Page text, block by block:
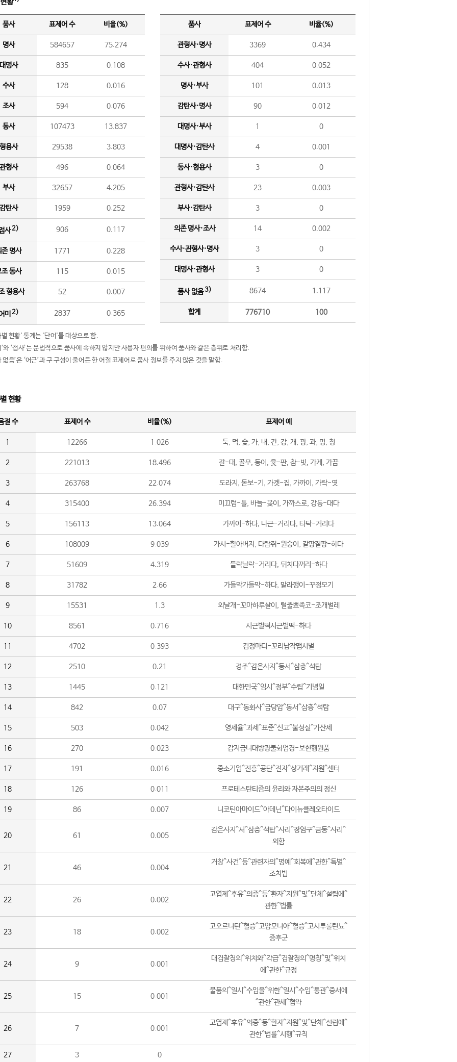
황
품사 표제어 수 비율(%)
명사 584657 75.274
명사 835 0.108
수사 128 0.016
조사 594 0.076
동사 107473 13.837
용사 29538 3.803
형사 496 0.064
부사 32657 4.205
탄사 1959 0.252
사2) 906 0.117
존 명사 1771 0.228
조 동사 115 0.015
형용사 52 0.007
미 2) 2837 0.365
품사 표제어 수 비율(%)
관형사·명사 3369 0.434
수사·관형사 404 0.052
명사·부사 101 0.013
감탄사·명사 90 0.012
대명사·부사 1 0
대명사·감탄사 4 0.001
동사·형용사 3 0
관형사·감탄사 23 0.003
부사·감탄사 3 0
의존 명사·조사 14 0.002
수사·관형사·명사 3 0
대명사·관형사 3 0
품사 없음3) 8674 1.117
합계 776710 100
현황' 통계는 '단어'를 대상으로 함.
와 ‘접사’는 문법적으로 품사에 속하지 않지만 사용자 편의를 위하여 품사와 같은 층위로 처리함.
없음’은 ‘어근’과 구 구성이 줄어든 한 어절 표제어로 품사 정보를 주지 않은 것을 말함.
현황
절 수 표제어 수 비율(%) 표제어 예
1 12266 1.026 둑, 먹, 숯, 가, 내, 간, 강, 개, 광, 과, 명, 청
2 221013 18.496 갈-대, 골무, 동이, 윷-판, 참-빗, 가게, 가끔
3 263768 22.074 도라지, 돋보-기, 가겟-집, 가까이, 가락-엿
4 315400 26.394 미끄럼-틀, 바늘-꽂이, 가까스로, 강동-대다
5 156113 13.064 가까이-하다, 나근-거리다, 타닥-거리다
6 108009 9.039 가시-할아버지, 다람쥐-원숭이, 갈팡질팡-하다
7 51609 4.319 들락날락-거리다, 뒤치다꺼리-하다
8 31782 2.66 가들막가들막-하다, 말라깽이-꾸정모기
9 15531 1.3 외날개-꼬마하루살이, 털줄뾰족코-조개벌레
10 8561 0.716 시근벌떡시근벌떡-하다
11 4702 0.393 검정마디-꼬리납작맵시벌
12 2510 0.21 경주^감은사지^동서^삼층^석탑
13 1445 0.121 대한민국^임시^정부^수립^기념일
14 842 0.07 대구^동화사^금당암^동서^삼층^석탑
15 503 0.042 영세율^과세^표준^신고^불성실^가산세
16 270 0.023 감지금니대방광불화엄경-보현행원품
17 191 0.016 중소기업^진흥^공단^전자^상거래^지원^센터
18 126 0.011 프로테스탄티즘의 윤리와 자본주의의 정신
19 86 0.007 니코틴아마이드^아데닌^다이뉴클레오타이드
20 61 0.005
감은사지^서^삼층^석탑^사리^장엄구^금동^사리^
외함
21 46 0.004
거창^사건^등^관련자의^명예^회복에^관한^특별^
조치법
22 26 0.002
고엽제^후유^의증^등^환자^지원^및^단체^설립에^
관한^법률
23 18 0.002
고오르니틴^혈증^고암모니아^혈증^고시투룰린뇨^
증후군
24 9 0.001
대검찰청의^위치와^각급^검찰청의^명칭^및^위치
에^관한^규정
25 15 0.001
물품의^일시^수입을^위한^일시^수입^통관^증서에
^관한^관세^협약
26 7 0.001
고엽제^후유^의증^등^환자^지원^및^단체^설립에^
관한^법률^시행^규칙
27 3 0